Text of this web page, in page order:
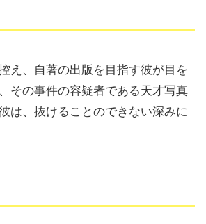
え、自著の出版を目指す彼が目を
その事件の容疑者である天才写真
は、抜けることのできない深みに